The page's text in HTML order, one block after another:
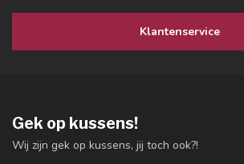
Klantenservice
Gek op kussens!
Wij zijn gek op kussens, jij toch ook?!